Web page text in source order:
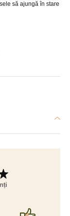
să ajungă în stare